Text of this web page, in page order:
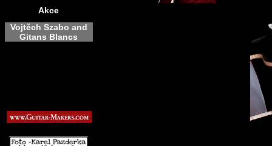
Akce
Vojtěch Szabo and
Gitans Blancs